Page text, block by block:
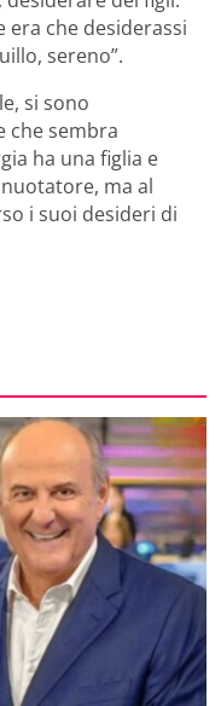
era che desiderassi
sereno”.
si sono
che sembra
ha una figlia e
ma al
i suoi desideri di